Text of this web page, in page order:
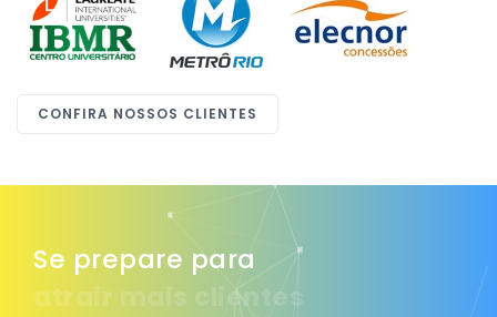
CONFIRA NOSSOS CLIENTES
Se prepare para
atrair mais clientes